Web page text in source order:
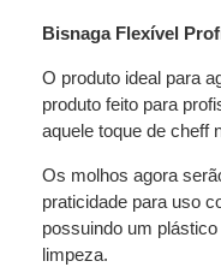
Bisnaga Flexível
O produto ideal para
produto feito para
aquele toque de cheff
Os molhos agora
praticidade para uso
possuindo um
limpeza.